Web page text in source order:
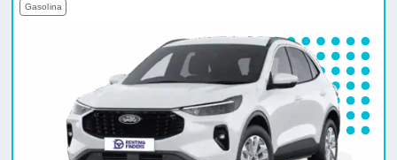
Gasolina